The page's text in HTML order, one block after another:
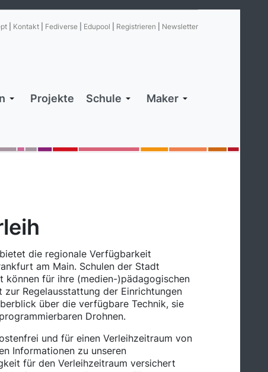
Kontakt Fediverse Edupool Registrieren Newsletter
Projekte Schule Maker
die regionale Verfügbarkeit
am Main. Schulen der Stadt
für ihre (medien-)pädagogischen
Regelausstattung der Einrichtungen
über die verfügbare Technik, sie
Drohnen.
und für einen Verleihzeitraum von
Informationen zu unseren
für den Verleihzeitraum versichert